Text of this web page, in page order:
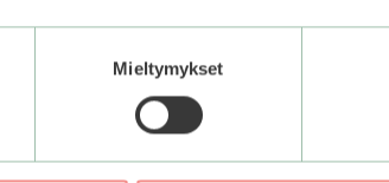
Mieltymykset